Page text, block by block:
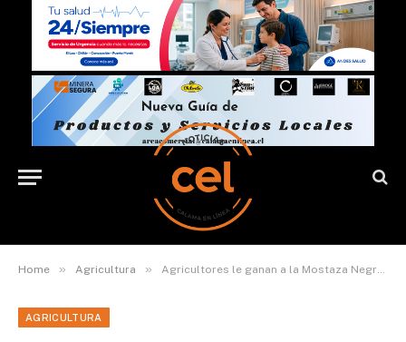
Home » Agricultura » Agricultores le ganan a la Mostaza Negra y anticipan buena producción de choclo calameño
AGRICULTURA